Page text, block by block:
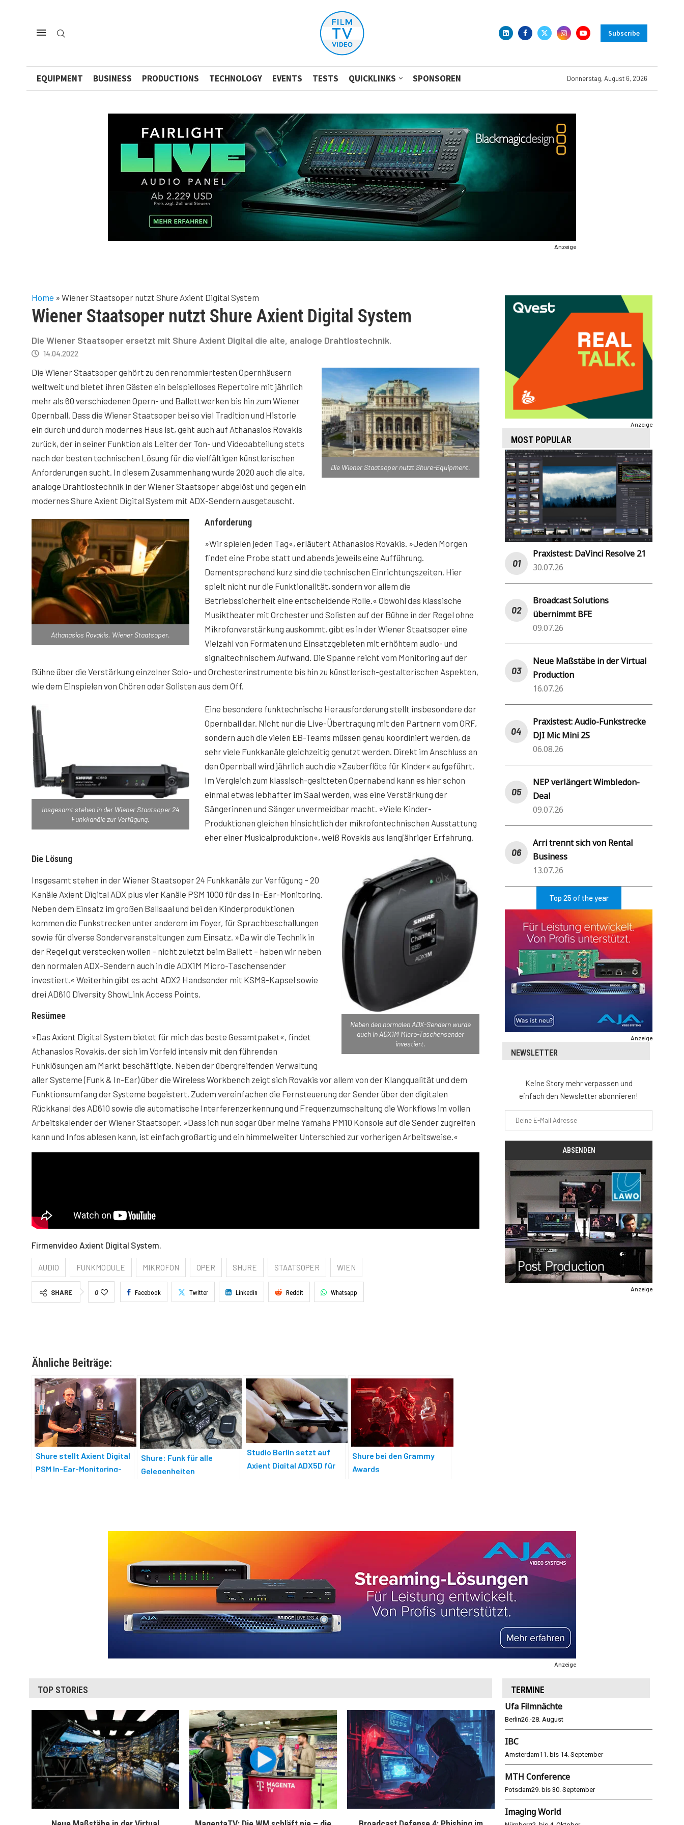
Subscribe
EQUIPMENT BUSINESS PRODUCTIONS TECHNOLOGY EVENTS TESTS QUICKLINKS SPONSOREN Donnerstag, August 6, 2026
Anzeige
Home » Wiener Staatsoper nutzt Shure Axient Digital System
Wiener Staatsoper nutzt Shure Axient Digital System
Die Wiener Staatsoper ersetzt mit Shure Axient Digital die alte, analoge Drahtlostechnik.
14.04.2022
Die Wiener Staatsoper nutzt Shure-Equipment.
Die Wiener Staatsoper gehört zu den renommiertesten Opernhäusern
weltweit und bietet ihren Gästen ein beispielloses Repertoire mit jährlich
mehr als 60 verschiedenen Opern- und Ballettwerken bis hin zum Wiener
Opernball. Dass die Wiener Staatsoper bei so viel Tradition und Historie
ein durch und durch modernes Haus ist, geht auch auf Athanasios Rovakis
zurück, der in seiner Funktion als Leiter der Ton- und Videoabteilung stets
nach der besten technischen Lösung für die vielfältigen künstlerischen
Anforderungen sucht. In diesem Zusammenhang wurde 2020 auch die alte,
analoge Drahtlostechnik in der Wiener Staatsoper abgelöst und gegen ein
modernes Shure Axient Digital System mit ADX-Sendern ausgetauscht.
Athanasios Rovakis, Wiener Staatsoper.
Anforderung
»Wir spielen jeden Tag«, erläutert Athanasios Rovakis. »Jeden Morgen
findet eine Probe statt und abends jeweils eine Aufführung.
Dementsprechend kurz sind die technischen Einrichtungszeiten. Hier
spielt nicht nur die Funktionalität, sondern vor allem die
Betriebssicherheit eine entscheidende Rolle.« Obwohl das klassische
Musiktheater mit Orchester und Solisten auf der Bühne in der Regel ohne
Mikrofonverstärkung auskommt, gibt es in der Wiener Staatsoper eine
Vielzahl von Formaten und Einsatzgebieten mit erhöhtem audio- und
signaltechnischem Aufwand. Die Spanne reicht vom Monitoring auf der
Bühne über die Verstärkung einzelner Solo- und Orchesterinstrumente bis hin zu künstlerisch-gestalterischen Aspekten,
wie dem Einspielen von Chören oder Solisten aus dem Off.
Insgesamt stehen in der Wiener Staatsoper 24
Funkkanäle zur Verfügung.
Eine besondere funktechnische Herausforderung stellt insbesondere der
Opernball dar. Nicht nur die Live-Übertragung mit den Partnern vom ORF,
sondern auch die vielen EB-Teams müssen genau koordiniert werden, da
sehr viele Funkkanäle gleichzeitig genutzt werden. Direkt im Anschluss an
den Opernball wird jährlich auch die »Zauberflöte für Kinder« aufgeführt.
Im Vergleich zum klassisch-gesitteten Opernabend kann es hier schon
einmal etwas lebhafter im Saal werden, was eine Verstärkung der
Sängerinnen und Sänger unvermeidbar macht. »Viele Kinder-
Produktionen gleichen hinsichtlich der mikrofontechnischen Ausstattung
eher einer Musicalproduktion«, weiß Rovakis aus langjähriger Erfahrung.
Neben den normalen ADX-Sendern wurde
auch in ADX1M Micro-Taschensender
investiert.
Die Lösung
Insgesamt stehen in der Wiener Staatsoper 24 Funkkanäle zur Verfügung – 20
Kanäle Axient Digital ADX plus vier Kanäle PSM 1000 für das In-Ear-Monitoring.
Neben dem Einsatz im großen Ballsaal und bei den Kinderproduktionen
kommen die Funkstrecken unter anderem im Foyer, für Sprachbeschallungen
sowie für diverse Sonderveranstaltungen zum Einsatz. »Da wir die Technik in
der Regel gut verstecken wollen – nicht zuletzt beim Ballett – haben wir neben
den normalen ADX-Sendern auch in die ADX1M Micro-Taschensender
investiert.« Weiterhin gibt es acht ADX2 Handsender mit KSM9-Kapsel sowie
drei AD610 Diversity ShowLink Access Points.
Resümee
»Das Axient Digital System bietet für mich das beste Gesamtpaket«, findet
Athanasios Rovakis, der sich im Vorfeld intensiv mit den führenden
Funklösungen am Markt beschäftigte. Neben der übergreifenden Verwaltung
aller Systeme (Funk & In-Ear) über die Wireless Workbench zeigt sich Rovakis vor allem von der Klangqualität und dem
Funktionsumfang der Systeme begeistert. Zudem vereinfachen die Fernsteuerung der Sender über den digitalen
Rückkanal des AD610 sowie die automatische Interferenzerkennung und Frequenzumschaltung die Workflows im vollen
Arbeitskalender der Wiener Staatsoper. »Dass ich nun sogar über meine Yamaha PM10 Konsole auf die Sender zugreifen
kann und Infos ablesen kann, ist einfach großartig und ein himmelweiter Unterschied zur vorherigen Arbeitsweise.«
Firmenvideo Axient Digital System.
AUDIO FUNKMODULE MIKROFON OPER SHURE STAATSOPER WIEN
SHARE 0 Facebook Twitter Linkedin Reddit Whatsapp
Ähnliche Beiträge:
Shure stellt Axient Digital
PSM In-Ear-Monitoring-
Shure: Funk für alle
Gelegenheiten
Studio Berlin setzt auf
Axient Digital ADX5D für
Shure bei den Grammy
Awards
Anzeige
MOST POPULAR
Praxistest: DaVinci Resolve 21
30.07.26
Broadcast Solutions
übernimmt BFE
09.07.26
Neue Maßstäbe in der Virtual
Production
16.07.26
Praxistest: Audio-Funkstrecke
DJI Mic Mini 2S
06.08.26
NEP verlängert Wimbledon-
Deal
09.07.26
Arri trennt sich von Rental
Business
13.07.26
Top 25 of the year
Anzeige
NEWSLETTER
Keine Story mehr verpassen und
einfach den Newsletter abonnieren!
Anzeige
Anzeige
TOP STORIES TERMINE
Ufa Filmnächte
Berlin26.-28. August
IBC
Amsterdam11. bis 14. September
MTH Conference
Potsdam29. bis 30. September
Imaging World